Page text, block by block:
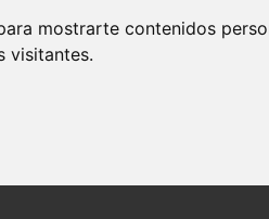
mostrarte contenidos
visitantes.